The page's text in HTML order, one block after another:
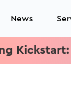
News
Live